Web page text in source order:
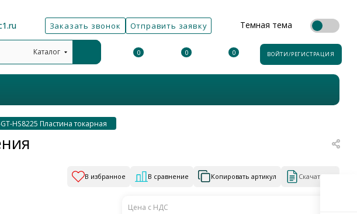
Заказать звонок Отправить заявку Темная тема
Каталог 0 0 0 ВОЙТИ/РЕГИСТРАЦИЯ
HS8225 Пластина токарная
В избранное В сравнение Копировать артикул Скачать КП